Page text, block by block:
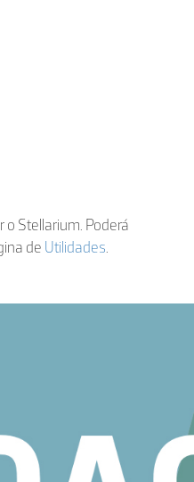
o Stellarium. Poderá
de Utilidades.